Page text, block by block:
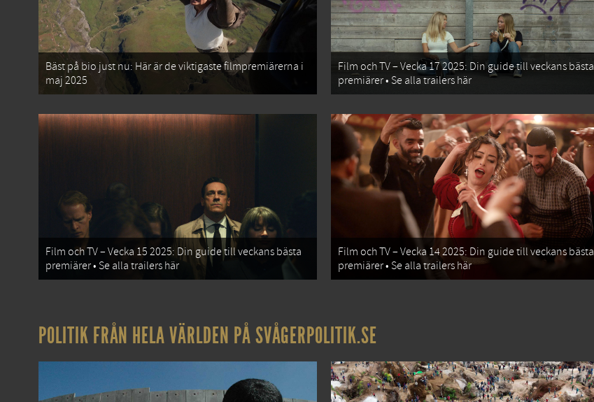
Bäst på bio just nu: Här är de viktigaste filmpremiärerna i
maj 2025
Film och TV – Vecka 17 2025: Din guide till veckans bästa
premiärer • Se alla trailers här
Film och TV – Vecka 15 2025: Din guide till veckans bästa
premiärer • Se alla trailers här
Film och TV – Vecka 14 2025: Din guide till veckans bästa
premiärer • Se alla trailers här
POLITIK FRÅN HELA VÄRLDEN PÅ SVÅGERPOLITIK.SE